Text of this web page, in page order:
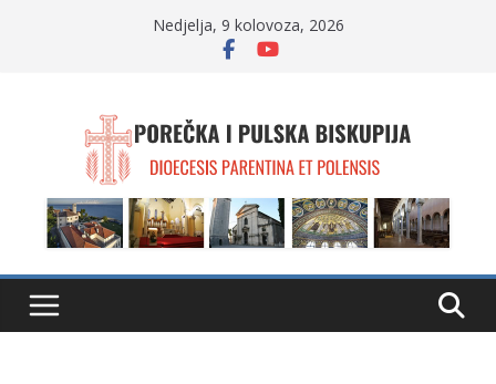
Nedjelja, 9 kolovoza, 2026